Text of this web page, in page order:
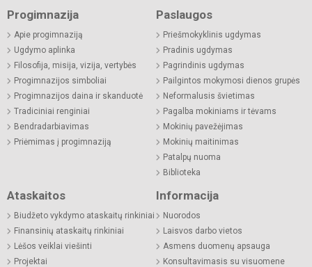
Progimnazija
Apie progimnaziją
Ugdymo aplinka
Filosofija, misija, vizija, vertybės
Progimnazijos simboliai
Progimnazijos daina ir skanduotė
Tradiciniai renginiai
Bendradarbiavimas
Priėmimas į progimnaziją
Paslaugos
Priešmokyklinis ugdymas
Pradinis ugdymas
Pagrindinis ugdymas
Pailgintos mokymosi dienos grupės
Neformalusis švietimas
Pagalba mokiniams ir tėvams
Mokinių pavežėjimas
Mokinių maitinimas
Patalpų nuoma
Biblioteka
Ataskaitos
Biudžeto vykdymo ataskaitų rinkiniai
Finansinių ataskaitų rinkiniai
Lėšos veiklai viešinti
Projektai
Informacija
Nuorodos
Laisvos darbo vietos
Asmens duomenų apsauga
Konsultavimasis su visuomene